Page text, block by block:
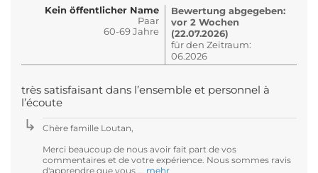
Kein öffentlicher Name
Paar
60-69 Jahre
Bewertung abgegeben:
vor 2 Wochen
(22.07.2026)
für den Zeitraum:
06.2026
très satisfaisant dans l’ensemble et personnel à
l’écoute
Chère famille Loutan,
Merci beaucoup de nous avoir fait part de vos
commentaires et de votre expérience. Nous sommes ravis
d'apprendre que vous ... mehr